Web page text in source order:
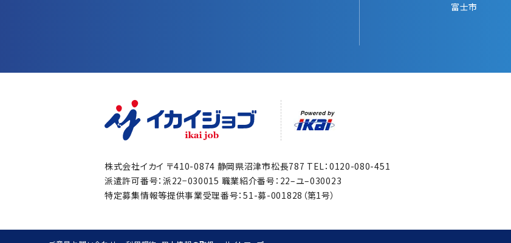
富士市
株式会社イカイ 〒410-0874 静岡県沼津市松長787 TEL：0120-080-451
派遣許可番号：派22−030015 職業紹介番号：22–ユ–030023
特定募集情報等提供事業受理番号：51-募-001828（第1号）